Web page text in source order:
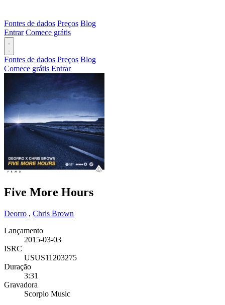
Fontes de dados Preços Blog
Entrar Comece grátis
Fontes de dados Preços Blog
Comece grátis Entrar
Five More Hours
Deorro , Chris Brown
Lançamento
2015-03-03
ISRC
USUS11203275
Duração
3:31
Gravadora
Scorpio Music